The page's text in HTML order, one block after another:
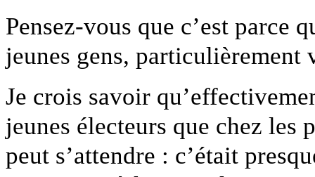
Pensez-vous que c’est parce
jeunes gens, particulièrement
Je crois savoir
jeunes électeurs que chez les
peut s’attendre : c’était